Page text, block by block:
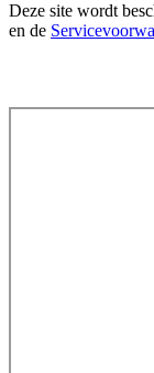
Deze site wordt
en de